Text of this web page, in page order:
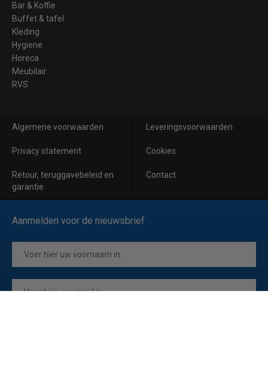
Bar & Koffie
Buffet & tafel
Kleding
Hygiene
Horeca
Meubilair
RVS
Algemene voorwaarden Leveringsvoorwaarden
Privacy statement Cookies
Retour, teruggavebeleid en
garantie
Contact
Aanmelden voor de nieuwsbrief